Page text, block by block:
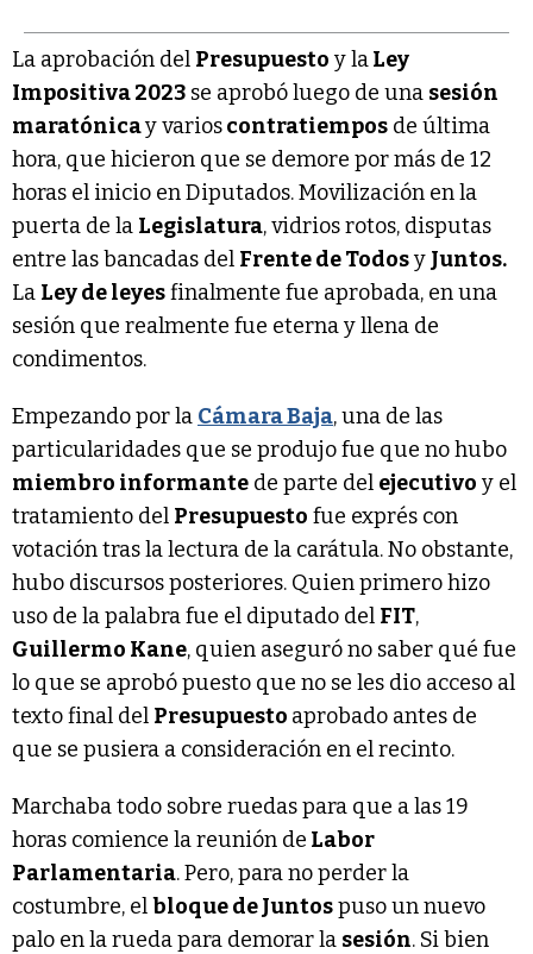
La aprobación del Presupuesto y laLey
Impositiva 2023 se aprobó luego de una sesión
maratónicay varioscontratiempos de última
hora, que hicieron que se demore por más de 12
horas el inicio en Diputados. Movilización en la
puerta de la Legislatura, vidrios rotos, disputas
entre las bancadas del Frente de Todosy Juntos.
La Ley de leyesfinalmente fue aprobada, en una
sesión que realmente fue eterna y llena de
condimentos.
Empezando por la Cámara Baja, una de las
particularidades que se produjo fue que no hubo
miembro informante de parte del ejecutivo y el
tratamiento del Presupuesto fue exprés con
votación tras la lectura de la carátula. No obstante,
hubo discursos posteriores. Quien primero hizo
uso de la palabra fue el diputado del FIT,
Guillermo Kane, quien aseguró no saber qué fue
lo que se aprobó puesto que no se les dio acceso al
texto final del Presupuesto aprobado antes de
que se pusiera a consideración en el recinto.
Marchaba todo sobre ruedas para que a las 19
horas comience la reunión de Labor
Parlamentaria. Pero, para no perder la
costumbre, elbloque de Juntospuso un nuevo
palo en la rueda para demorar la sesión. Si bien